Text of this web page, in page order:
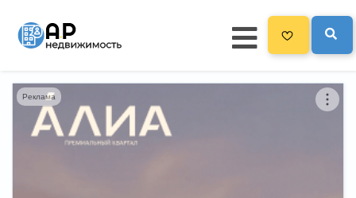
Главная
Все новостройки 3300
Реклама